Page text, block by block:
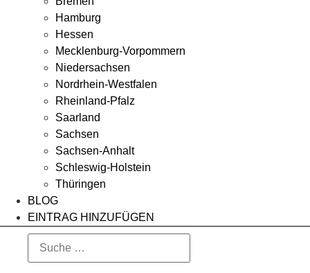
Hamburg
Hessen
Mecklenburg-Vorpommern
Niedersachsen
Nordrhein-Westfalen
Rheinland-Pfalz
Saarland
Sachsen
Sachsen-Anhalt
Schleswig-Holstein
Thüringen
BLOG
EINTRAG HINZUFÜGEN